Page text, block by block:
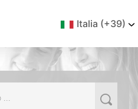
Italia (+39)